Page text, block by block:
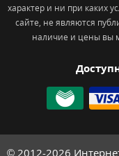
характер и ни при каких
сайте, не являются
наличие и цены вы
© 2012-2026